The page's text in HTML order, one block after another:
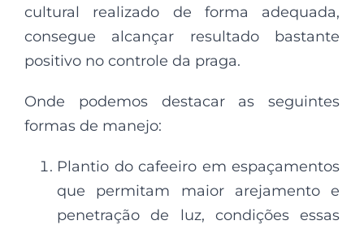
cultural realizado de forma adequada,
consegue alcançar resultado bastante
positivo no controle da praga.
Onde podemos destacar as seguintes
formas de manejo:
Plantio do cafeeiro em espaçamentos
que permitam maior arejamento e
penetração de luz, condições essas